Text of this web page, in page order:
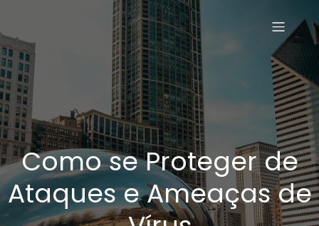
Como se Proteger de
Ataques e Ameaças de